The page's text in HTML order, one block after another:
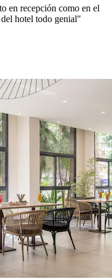
en recepción como en el
hotel todo genial"